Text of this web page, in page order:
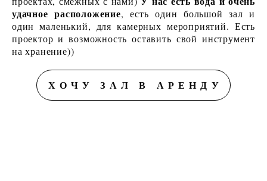
удачное расположение, есть один большой зал и
один маленький, для камерных мероприятий. Есть
проектор и возможность оставить свой инструмент
на хранение))
ХОЧУ ЗАЛ В АРЕНДУ